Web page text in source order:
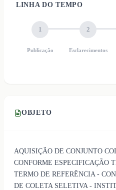
LINHA DO TEMPO
1
Publicação
2
Esclarecimentos
OBJETO
AQUISIÇÃO DE CONJUNTO
CONFORME ESPECIFICAÇÃO
TERMO DE REFERÊNCIA -
DE COLETA SELETIVA -